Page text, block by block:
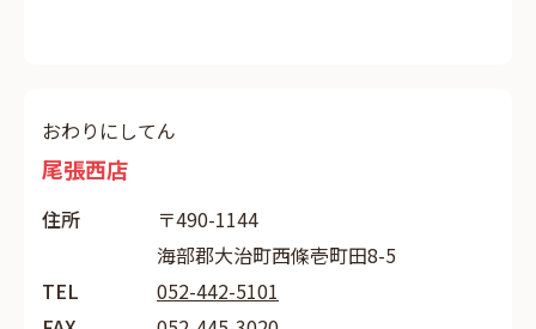
おわりにしてん
尾張西店
住所
〒490-1144
海部郡大治町西條壱町田8-5
TEL
052-442-5101